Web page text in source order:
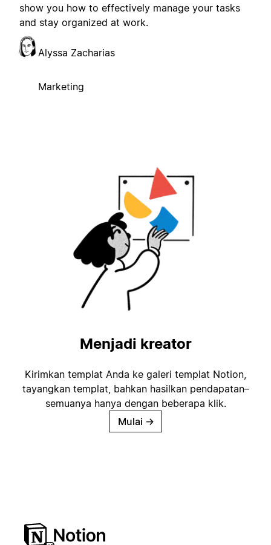
show you how to effectively manage your tasks
and stay organized at work.
Alyssa Zacharias
Marketing
Menjadi kreator
Kirimkan templat Anda ke galeri templat Notion,
tayangkan templat, bahkan hasilkan pendapatan–
semuanya hanya dengan beberapa klik.
Mulai →